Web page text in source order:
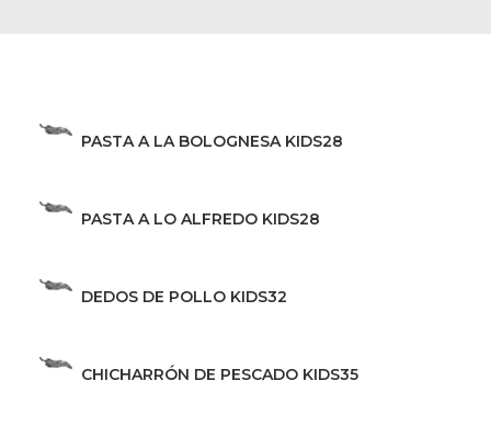
PASTA A LA BOLOGNESA KIDS28
PASTA A LO ALFREDO KIDS28
DEDOS DE POLLO KIDS32
CHICHARRÓN DE PESCADO KIDS35